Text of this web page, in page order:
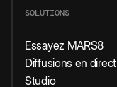
SOLUTIONS
Essayez MARS8
Diffusions en direct
Studio